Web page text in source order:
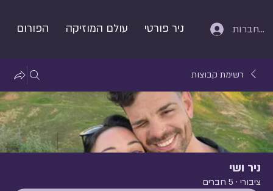
הפורום עולם המוזיקה ניר פורטי התחברות
רשימת קבוצות
ניר ושי
ציבורי · 5 חברים